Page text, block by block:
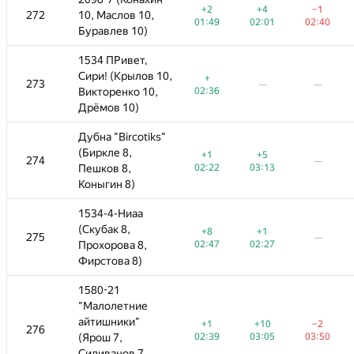
272
10, Маслов 10,
Буравлев 10)
+2
01:49
+4
02:01
−1
02:40
273
1534 ПРивет,
Сири! (Крылов 10,
Викторенко 10,
Дрёмов 10)
+
02:36
— —
274
Дубна "Bircotiks"
(Биркле 8,
Пешков 8,
Коныгин 8)
+1
02:22
+5
03:13
—
275
1534-4-Ниаа
(Скубак 8,
Прохорова 8,
Фирстова 8)
+8
02:47
+1
02:27
—
276
1580-21
"Малолетние
айтишники"
(Ярош 7,
+1
02:39
+10
03:05
−2
03:50
+2
01:49
+4
02:01
−1
02:40
−3
02:55
−1
02:45
—
+
02:36
—
−2
03:43
—
+1
02:22
+5
03:13
— — —
+8
02:47
+1
02:27
−6
03:50
— —
+1
02:39
+10
03:05
— — —
272
10, Маслов 10,
Буравлев 10)
+2
01:49
+4
02:01
−1
02:40
273
1534 ПРивет,
Сири! (Крылов 10,
Викторенко 10,
Дрёмов 10)
+
02:36
— —
274
Дубна "Bircotiks"
(Биркле 8,
Пешков 8,
Коныгин 8)
+1
02:22
+5
03:13
—
275
1534-4-Ниаа
(Скубак 8,
Прохорова 8,
Фирстова 8)
+8
02:47
+1
02:27
—
276
1580-21
"Малолетние
айтишники"
(Ярош 7,
+1
02:39
+10
03:05
−2
03:50